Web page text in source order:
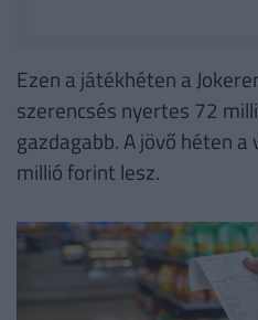
Ezen a játékhéten a
szerencsés nyertes 72
gazdagabb. A jövő héten
millió forint lesz.